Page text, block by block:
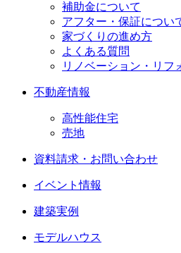
補助金について
アフター・保証につい
家づくりの進め方
よくある質問
リノベーション・リフ
不動産情報
高性能住宅
売地
資料請求・お問い合わせ
イベント情報
建築実例
モデルハウス